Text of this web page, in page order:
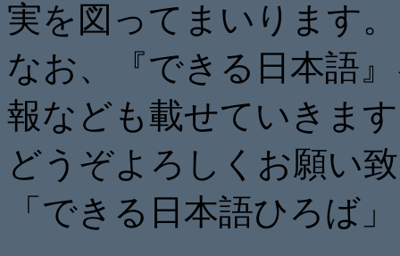
実を図ってまいります。
なお、『できる日本語
報なども載せていきま
どうぞよろしくお願い
「できる日本語ひろば